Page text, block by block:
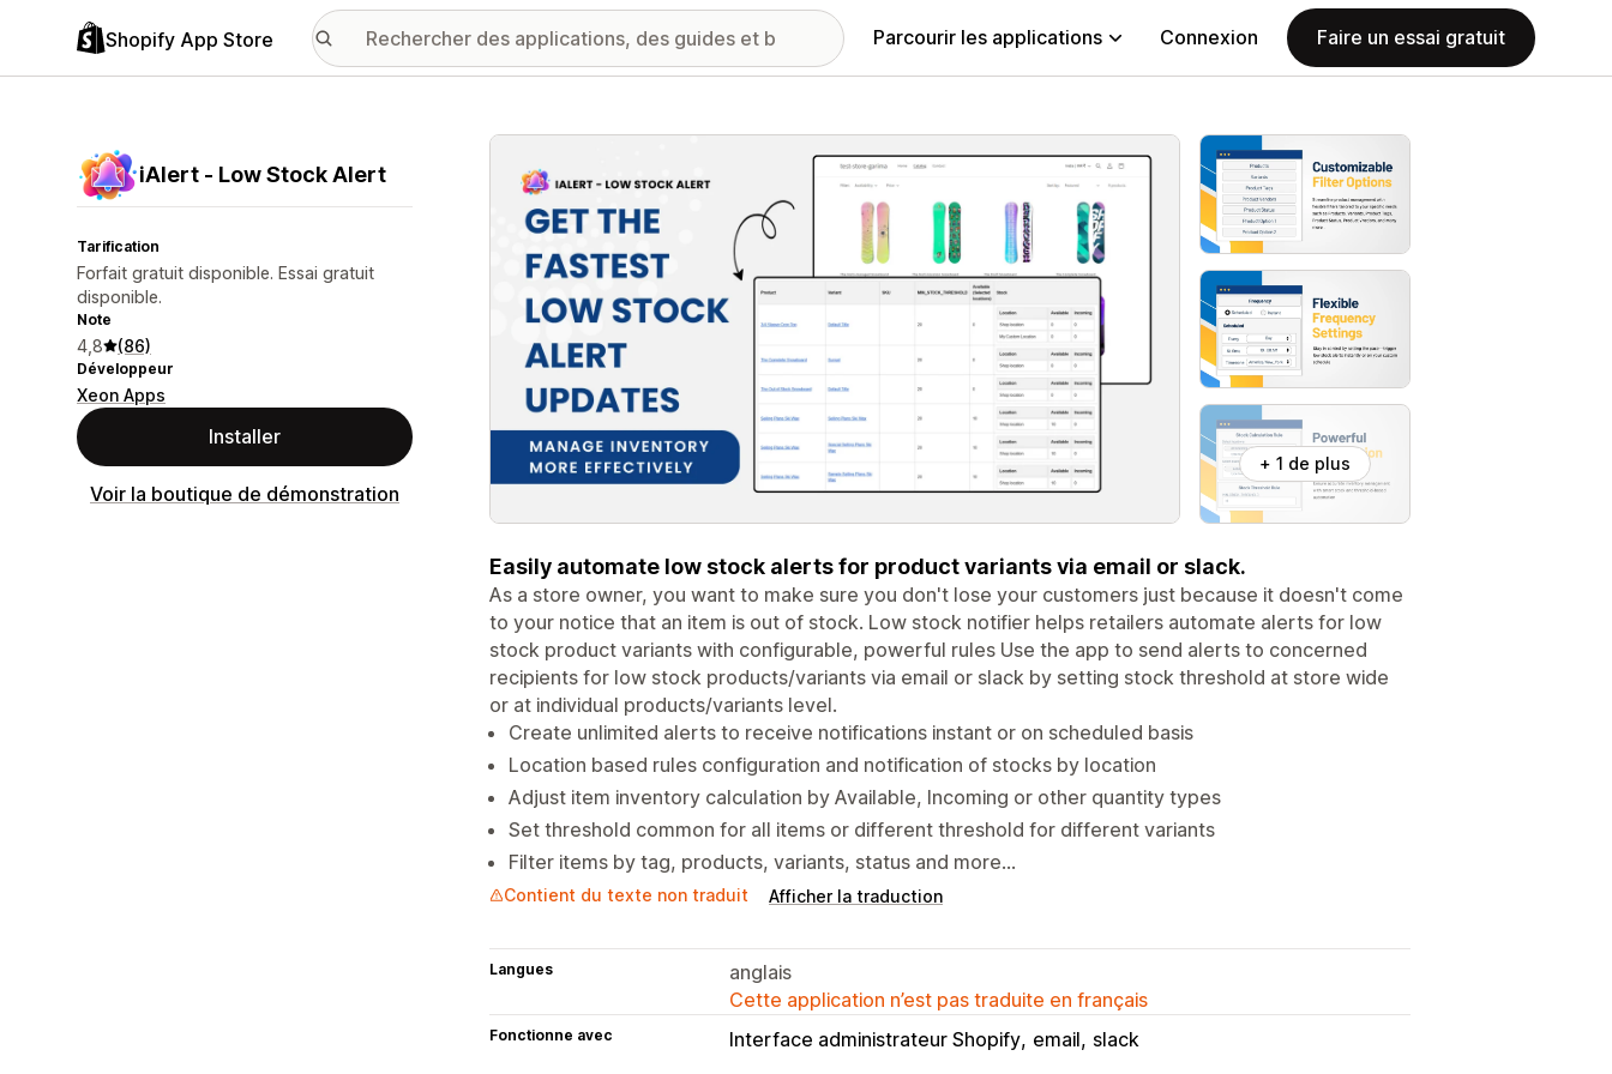
Shopify App Store Parcourir les applications Connexion Faire un essai gratuit
iAlert ‑ Low Stock Alert
Tarification
Forfait gratuit disponible. Essai gratuit
disponible.
Note
4,8 (86)
Développeur
Xeon Apps
Installer
Voir la boutique de démonstration
Galerie d’images vedette
+ 1 de plus
Easily automate low stock alerts for product variants via email or slack.
As a store owner, you want to make sure you don't lose your customers just because it doesn't come
to your notice that an item is out of stock. Low stock notifier helps retailers automate alerts for low
stock product variants with configurable, powerful rules Use the app to send alerts to concerned
recipients for low stock products/variants via email or slack by setting stock threshold at store wide
or at individual products/variants level.
Create unlimited alerts to receive notifications instant or on scheduled basis
Location based rules configuration and notification of stocks by location
Adjust item inventory calculation by Available, Incoming or other quantity types
Set threshold common for all items or different threshold for different variants
Filter items by tag, products, variants, status and more...
Contient du texte non traduit Afficher la traduction
Langues
anglais
Cette application n’est pas traduite en français
Fonctionne avec Interface administrateur Shopify email slack